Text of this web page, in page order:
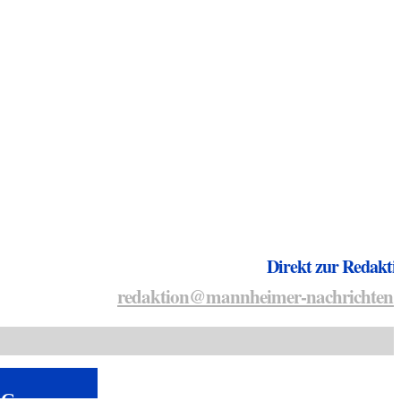
Direkt zur
redaktion@mannheimer-